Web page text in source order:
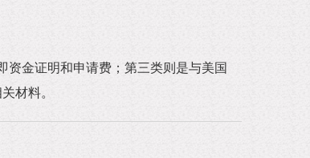
金证明和申请费；第三类则是与美国
材料。